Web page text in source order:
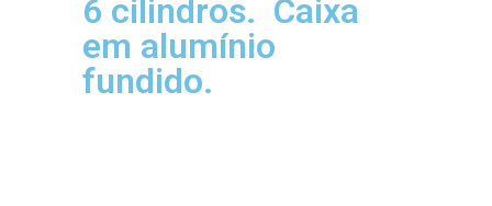
6 cilindros. Caixa
em alumínio
fundido.